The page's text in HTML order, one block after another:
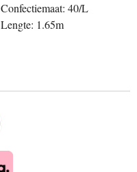
Confectiemaat: 40/L
Lengte: 1.65m